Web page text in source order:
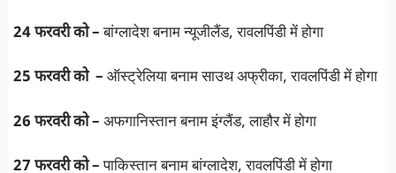
24 फरवरी को –बांग्लादेश बनाम न्यूजीलैंड, रावलपिंडी में होगा
25 फरवरी को – ऑस्ट्रेलिया बनाम साउथ अफ्रीका, रावलपिंडी में होगा
26 फरवरी को – अफगानिस्तान बनाम इंग्लैंड, लाहौर में होगा
27 फरवरी को –पाकिस्तान बनाम बांग्लादेश, रावलपिंडी में होगा